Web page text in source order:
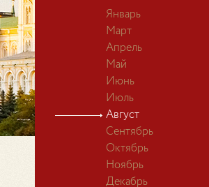
Январь
Март
Апрель
Май
Июнь
Июль
Август
Сентябрь
Октябрь
Ноябрь
Декабрь